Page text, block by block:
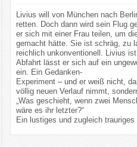
Livius will von München nach
retten. Doch dann wird sein Flug
er sich mit einer Frau teilen, um
gemacht hätte. Sie ist schräg, zu
reichlich unkonventionell. Livius
Abfahrt lässt er sich auf ein
ein. Ein Gedanken-
Experiment – und er weiß nicht,
völlig neuen Verlauf nimmt,
„Was geschieht, wenn zwei
wäre es ihr letzter?“
Ein lustiges und zugleich